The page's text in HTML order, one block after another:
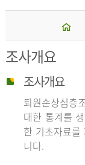
홈
조사개요
조사개요
퇴원손상심층
대한 통계를
한 기초자료를
니다.